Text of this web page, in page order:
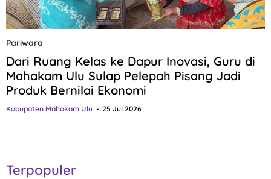
Pariwara
Dari Ruang Kelas ke Dapur Inovasi, Guru di
Mahakam Ulu Sulap Pelepah Pisang Jadi
Produk Bernilai Ekonomi
Kabupaten Mahakam Ulu 25 Jul 2026
Terpopuler